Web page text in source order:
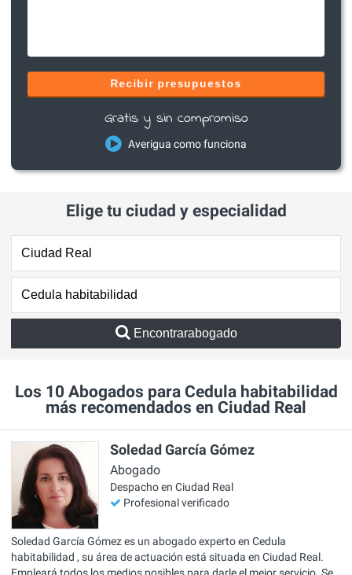
Recibir presupuestos
Gratis y sin compromiso
Averigua como funciona
Elige tu ciudad y especialidad
Encontrarabogado
Los 10 Abogados para Cedula habitabilidad
más recomendados en Ciudad Real
Soledad García Gómez
Abogado
Despacho en Ciudad Real
Profesional verificado
Soledad García Gómez es un abogado experto en Cedula
habitabilidad , su área de actuación está situada en Ciudad Real.